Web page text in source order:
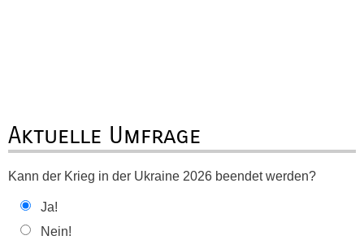
Aktuelle Umfrage
Kann der Krieg in der Ukraine 2026 beendet werden?
Ja!
Nein!